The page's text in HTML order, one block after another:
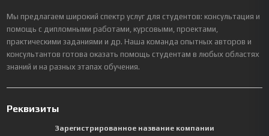
Мы предлагаем широкий спектр услуг для студентов: консультация и
помощь с дипломными работами, курсовыми, проектами,
практическими заданиями и др. Наша команда опытных авторов и
консультантов готова оказать помощь студентам в любых областях
знаний и на разных этапах обучения.
Реквизиты
Зарегистрированное название компании